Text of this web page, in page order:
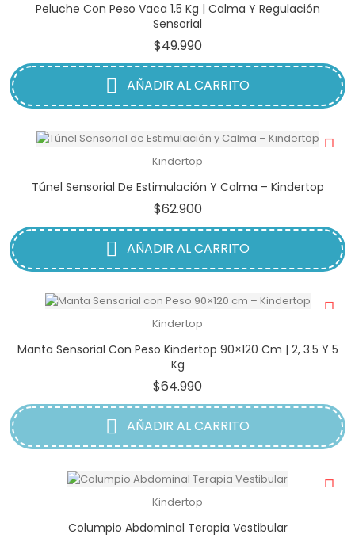
Peluche Con Peso Vaca 1,5 Kg | Calma Y Regulación
Sensorial
$49.990Precio
AÑADIR AL CARRITO
Kindertop
Túnel Sensorial De Estimulación Y Calma – Kindertop
$62.900Precio
AÑADIR AL CARRITO
Kindertop
Manta Sensorial Con Peso Kindertop 90×120 Cm | 2, 3.5 Y 5
Kg
$64.990
AÑADIR AL CARRITO
Kindertop
Columpio Abdominal Terapia Vestibular